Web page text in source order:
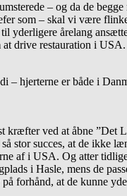
– og da de begge
som – skal vi være
yderligere årelang
drive restauration i USA.
– hjerterne er både i
kræfter ved at åbne ”Det
stor succes, at de ikke
af i USA. Og atter
i Hasle, mens de
forhånd, at de kunne